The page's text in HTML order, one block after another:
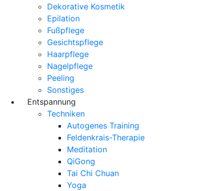
Dekorative Kosmetik
Epilation
Fußpflege
Gesichtspflege
Haarpflege
Nagelpflege
Peeling
Sonstiges
Entspannung
Techniken
Autogenes Training
Feldenkrais-Therapie
Meditation
QiGong
Tai Chi Chuan
Yoga